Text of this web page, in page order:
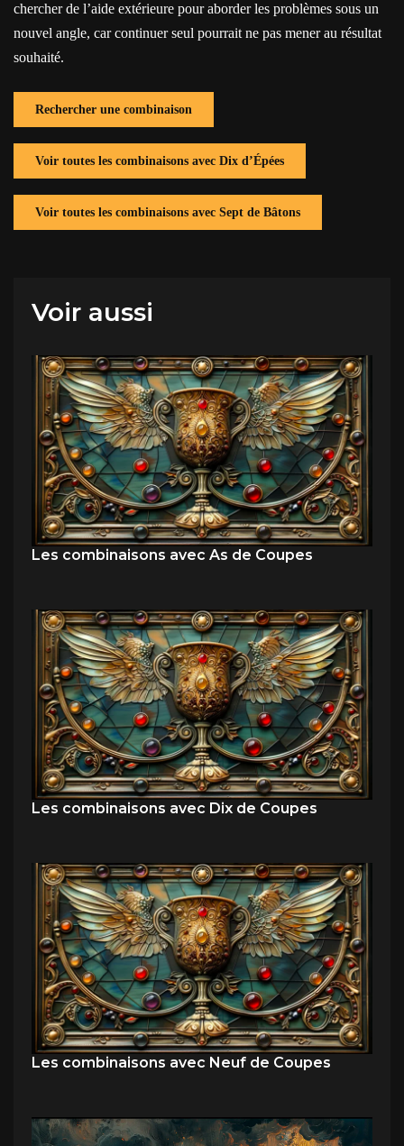
chercher de l’aide extérieure pour aborder les problèmes sous un
nouvel angle, car continuer seul pourrait ne pas mener au résultat
souhaité.
Rechercher une combinaison
Voir toutes les combinaisons avec Dix d’Épées
Voir toutes les combinaisons avec Sept de Bâtons
Voir aussi
Les combinaisons avec As de Coupes
Les combinaisons avec Dix de Coupes
Les combinaisons avec Neuf de Coupes